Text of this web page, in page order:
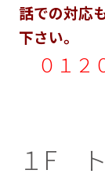
話での対応
下さい。
０１２
１F